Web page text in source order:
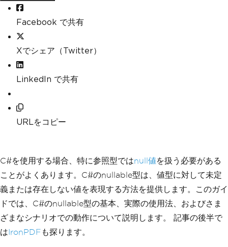
Facebook で共有
Xでシェア（Twitter）
LinkedIn で共有
URLをコピー
C#を使用する場合、特に参照型ではnull値を扱う必要がある
ことがよくあります。C#のnullable型は、値型に対して未定
義または存在しない値を表現する方法を提供します。このガイ
ドでは、C#のnullable型の基本、実際の使用法、およびさま
ざまなシナリオでの動作について説明します。 記事の後半で
はIronPDF も探ります。